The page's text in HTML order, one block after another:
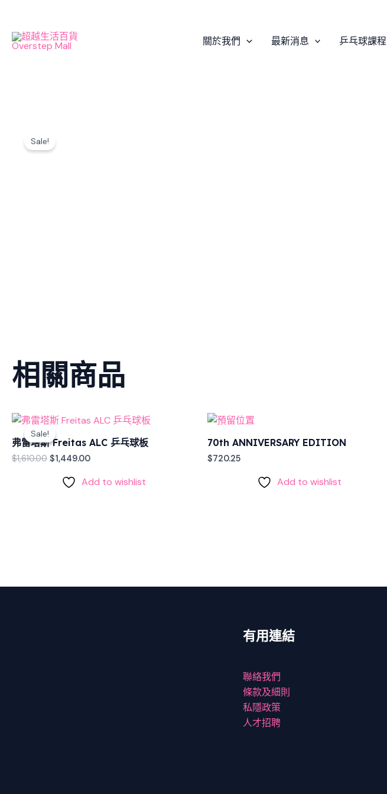
content
關於我們 最新消息 乒乓球課程
Sale!
相關商品
Sale!
Sale!
弗雷塔斯 Freitas ALC 乒乓球板
$1,610.00
Original
price
was:
$1,610.00.
$1,449.00
Current
is:
$1,449.00.
Add to wishlist
70th ANNIVERSARY EDITION
$720.25
Add to wishlist
有用連結
聯絡我們
條款及細則
私隱政策
人才招聘